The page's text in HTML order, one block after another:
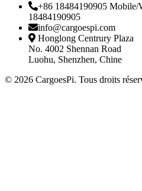
+86 18484190905 Mobile/
18484190905
info@cargoespi.com
Honglong Centrury Plaza
No. 4002 Shennan Road
Luohu, Shenzhen, Chine
© 2026 CargoesPi. Tous droits